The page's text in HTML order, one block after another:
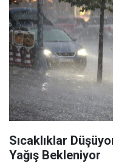
Sıcaklıklar
Yağış Bekleniyor